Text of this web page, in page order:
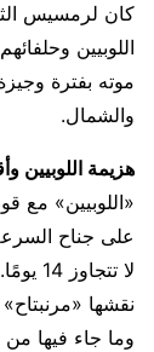
كان لرمسيس
اللوبيين
موته بفترة
والشمال.
هزيمة اللوبيين
«اللوبيين» مع
على جناح
لا
نقشها «مرنبتاح»
وما جاء فيها